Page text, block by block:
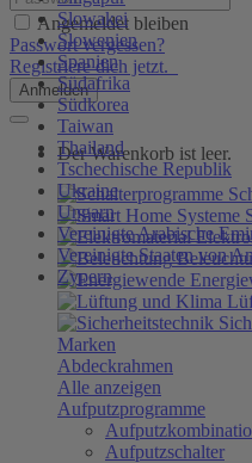
Slowakei
Slowenien
Spanien
Südafrika
Südkorea
Taiwan
Thailand
Tschechische Republik
Ukraine
Ungarn
Vereinigte Arabische
Vereinigte Staaten von
Zypern
Angemeldet bleiben
Passwort vergessen?
Registriere dich jetzt.
Anmelden
Der Warenkorb ist leer.
Marken
Abdeckrahmen
Alle anzeigen
Aufputzprogramme
Aufputzschalter